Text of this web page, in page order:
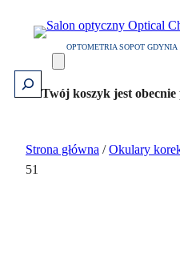
OPTOMETRIA SOPOT GDYNIA
Szukaj
Twój koszyk jest obecnie
Strona główna /Okulary
51